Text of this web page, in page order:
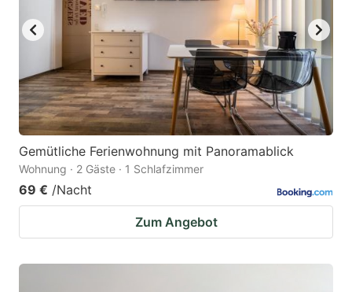
Gemütliche Ferienwohnung mit Panoramablick
Wohnung · 2 Gäste · 1 Schlafzimmer
69 € /Nacht
Zum Angebot